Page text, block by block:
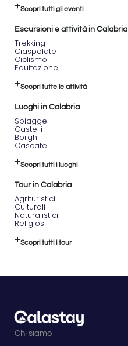
Scopri tutti gli eventi
Escursioni e attività in Calabria
Trekking
Ciaspolate
Ciclismo
Equitazione
Scopri tutte le attività
Luoghi in Calabria
Spiagge
Castelli
Borghi
Cascate
Scopri tutti i luoghi
Tour in Calabria
Agrituristici
Culturali
Naturalistici
Religiosi
Scopri tutti i tour
Chi siamo